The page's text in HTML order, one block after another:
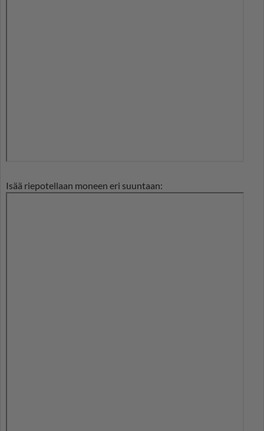
Isää riepotellaan moneen eri suuntaan: